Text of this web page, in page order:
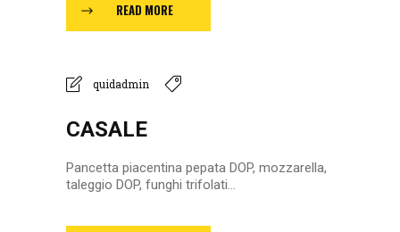
READ MORE
quidadmin
CASALE
Pancetta piacentina pepata DOP, mozzarella,
taleggio DOP, funghi trifolati...